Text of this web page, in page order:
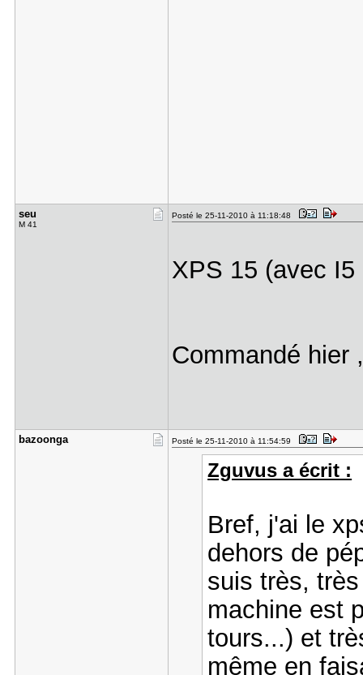
seu
M 41
Posté le 25-11-2010 à 11:18:48
XPS 15 (avec
Commandé
bazoonga Posté le 25-11-2010 à 11:54:59
Zguvus a écrit :
Bref, j'ai le
dehors de
suis très,
machine est
tours...) et
même en